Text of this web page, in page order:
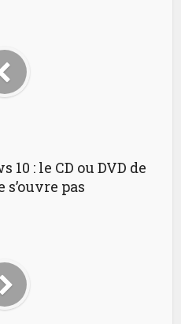
: le CD ou DVD de
s’ouvre pas